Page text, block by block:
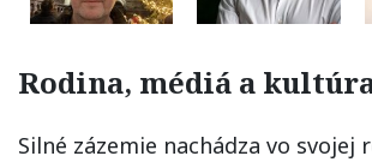
Rodina, médiá a
Silné zázemie nachádza vo svojej